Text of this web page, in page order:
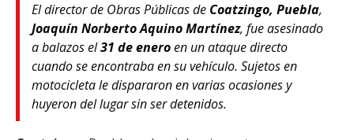
El director de Obras Públicas de Coatzingo, Puebla,
Joaquín Norberto Aquino Martínez, fue asesinado
a balazos el31 de eneroen un ataque directo
cuando se encontraba en su vehículo. Sujetos en
motocicleta le dispararon en varias ocasiones y
huyeron del lugar sin ser detenidos.